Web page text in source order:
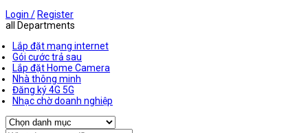
Login /Register
all Departments
Lắp đặt mạng internet
Gói cước trả sau
Lắp đặt Home Camera
Nhà thông minh
Đăng ký 4G 5G
Nhạc chờ doanh nghiệp